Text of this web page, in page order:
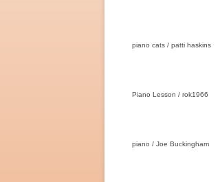
piano cats / patti haskins
Piano Lesson / rok1966
piano / Joe Buckingham